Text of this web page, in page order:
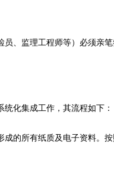
员、监理工程师等）必须亲
化集成工作，其流程如下：
成的所有纸质及电子资料